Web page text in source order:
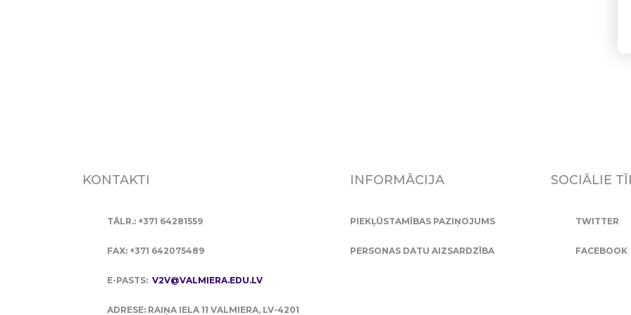
KONTAKTI
TĀLR.: +371 64281559
FAX: +371 642075489
E-PASTS: V2V@VALMIERA.EDU.LV
ADRESE: RAIŅA IELA 11 VALMIERA, LV-4201
INFORMĀCIJA
PIEKĻŪSTAMĪBAS PAZIŅOJUMS
PERSONAS DATU AIZSARDZĪBA
SOCIĀLIE
TWITTER
FACEBOOK